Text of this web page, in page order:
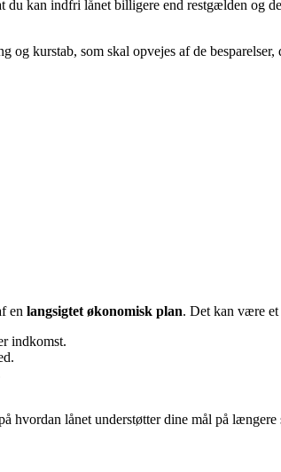
du kan indfri lånet billigere end restgælden og
kurstab, som skal opvejes af de
en langsigtet økonomisk plan. Det kan være et
indkomst.
hvordan lånet understøtter dine mål på længere